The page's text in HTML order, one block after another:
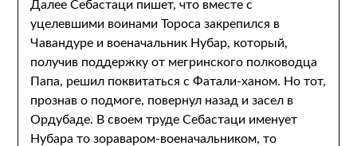
Далее Себастаци пишет, что вместе с
уцелевшими воинами Тороса закрепился в
Чавандуре и военачальник Нубар, который,
получив поддержку от мегринского полководца
Папа, решил поквитаться с Фатали-ханом. Но тот,
прознав о подмоге, повернул назад и засел в
Ордубаде. В своем труде Себастаци именует
Нубара то зораваром-военачальником, то